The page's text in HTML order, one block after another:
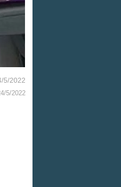
5/2022
5/2022